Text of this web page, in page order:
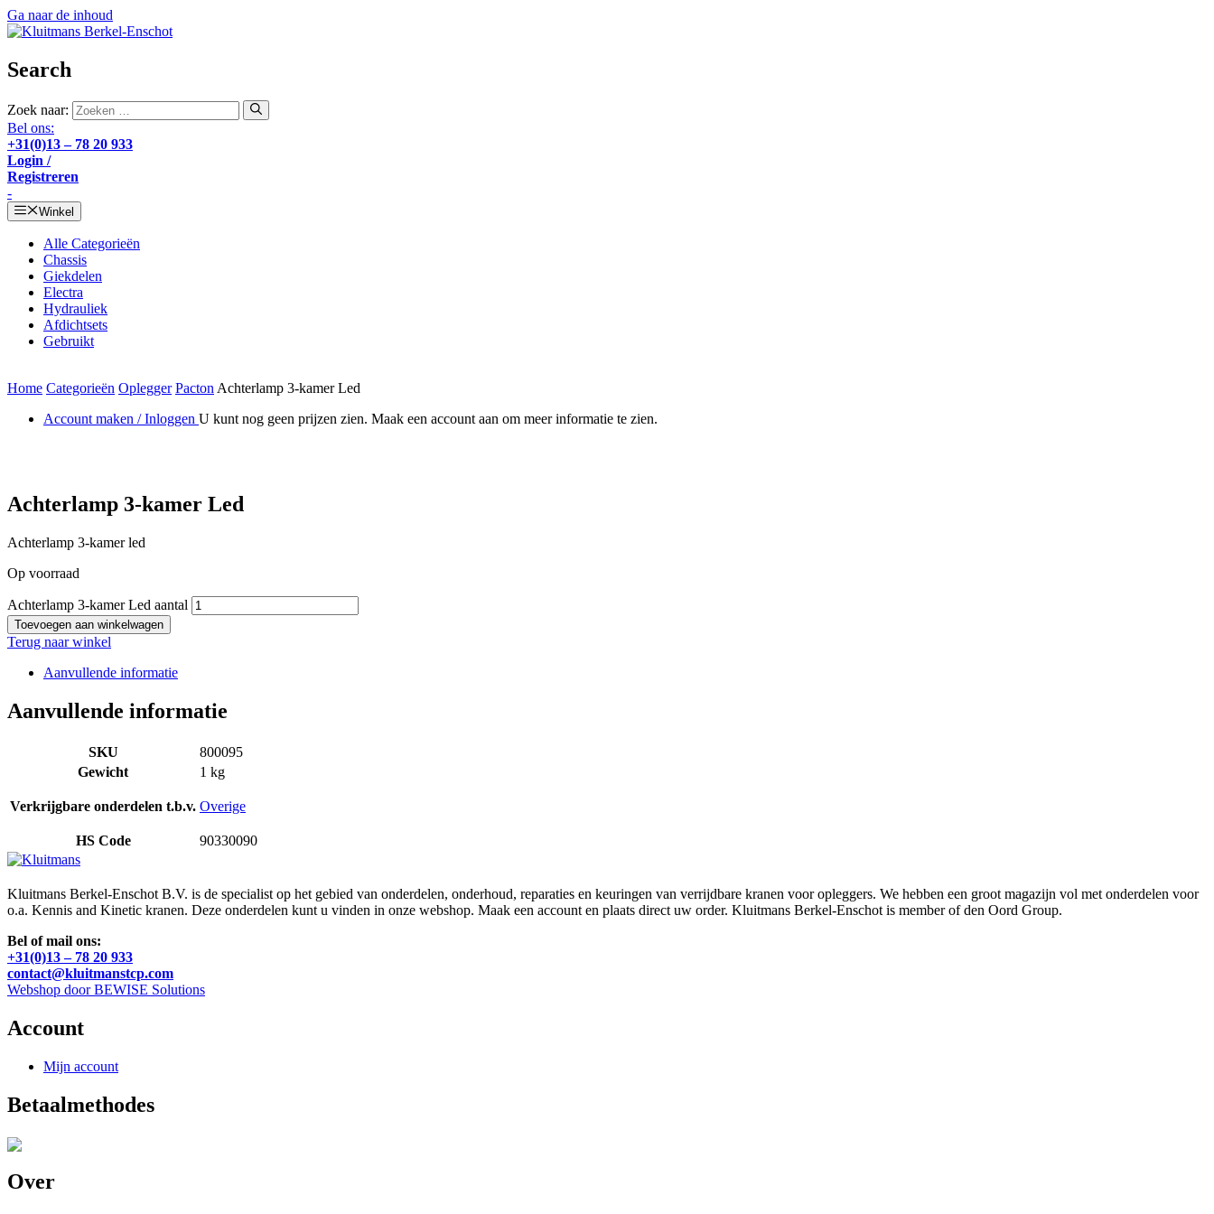
Ga naar de inhoud
Search
Zoek naar:
Bel ons:
+31(0)13 – 78 20 933
Login /
Registreren
-
Winkel
Alle Categorieën
Chassis
Giekdelen
Electra
Hydrauliek
Afdichtsets
Gebruikt
Home Categorieën Oplegger PactonAchterlamp 3-kamer Led
Account maken / Inloggen U kunt nog geen prijzen zien. Maak een account aan om meer informatie te zien.
Achterlamp 3-kamer Led
Achterlamp 3-kamer led
Op voorraad
Achterlamp 3-kamer Led aantal
Toevoegen aan winkelwagen
Terug naar winkel
Aanvullende informatie
Aanvullende informatie
SKU
800095
Gewicht
1 kg
Verkrijgbare onderdelen t.b.v. Overige
HS Code 90330090
Kluitmans Berkel-Enschot B.V. is de specialist op het gebied van onderdelen, onderhoud, reparaties en keuringen van verrijdbare kranen voor opleggers. We hebben een groot magazijn vol met onderdelen voor
o.a. Kennis and Kinetic kranen. Deze onderdelen kunt u vinden in onze webshop. Maak een account en plaats direct uw order. Kluitmans Berkel-Enschot is member of den Oord Group.
Bel of mail ons:
+31(0)13 – 78 20 933
contact@kluitmanstcp.com
Webshop door BEWISE Solutions
Account
Mijn account
Betaalmethodes
Over